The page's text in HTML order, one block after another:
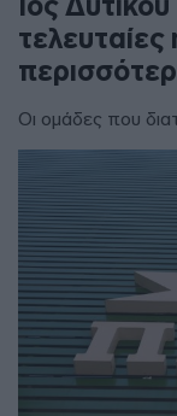
Ιός
τελευταίες
Οι ομάδες που